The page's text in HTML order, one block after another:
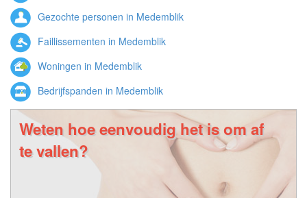
Gezochte personen in Medemblik
Faillissementen in Medemblik
Woningen in Medemblik
Bedrijfspanden in Medemblik
Weten hoe eenvoudig het is om af
te vallen?